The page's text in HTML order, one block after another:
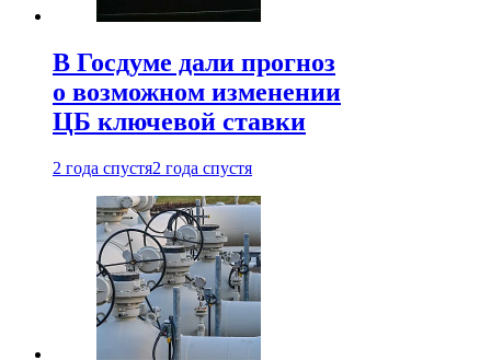
В Госдуме дали прогноз
о возможном изменении
ЦБ ключевой ставки
2 года спустя2 года спустя